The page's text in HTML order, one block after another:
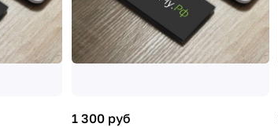
1 300 руб